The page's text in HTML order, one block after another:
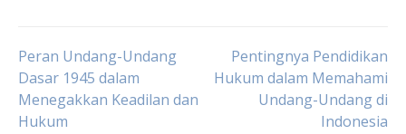
Post
navigation
Peran Undang-Undang
Dasar 1945 dalam
Menegakkan Keadilan dan
Hukum
Pentingnya Pendidikan
Hukum dalam Memahami
Undang-Undang di
Indonesia